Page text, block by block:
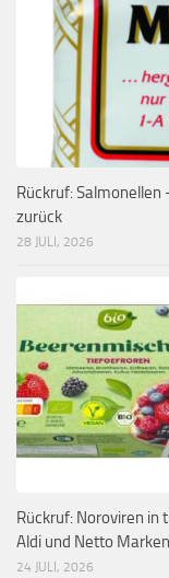
Rückruf: Salmonellen
zurück
28 JULI, 2026
Rückruf: Noroviren in
Aldi und Netto
24 JULI, 2026